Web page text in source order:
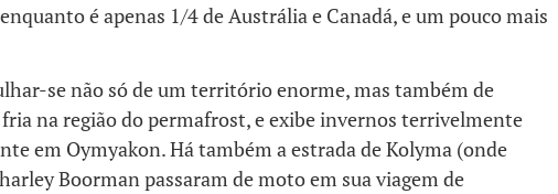
é apenas 1/4 de Austrália e Canadá, e um pouco mais
se não só de um território enorme, mas também de
na região do permafrost, e exibe invernos terrivelmente
em Oymyakon. Há também a estrada de Kolyma (onde
Boorman passaram de moto em sua viagem de